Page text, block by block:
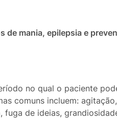
de mania, epilepsia e
no qual o paciente
comuns incluem:
de ideias,